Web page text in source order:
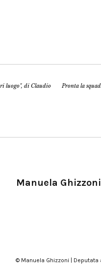
luogo", di Claudio
Pronta la
Manuela
© Manuela Ghizzoni | Deputata